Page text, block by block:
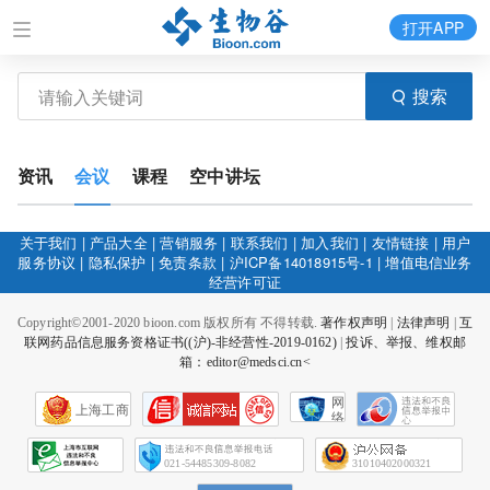
搜索
打开APP
资讯 会议 课程 空中讲坛
关于我们 | 产品大全|营销服务 | 联系我们 | 加入我们 | 友情链接 | 用户
服务协议 | 隐私保护 |免责条款 | 沪ICP备14018915号-1 |增值电信业务
经营许可证
Copyright©2001-2020 bioon.com 版权所有 不得转载.著作权声明 法律声明
互
联网药品信息服务资格证书((沪)-非经营性-2019-0162)|投诉、举报、维权邮
箱：editor@medsci.cn<
上海工商
网
络
会
征
021-54485309-8082 31010402000321